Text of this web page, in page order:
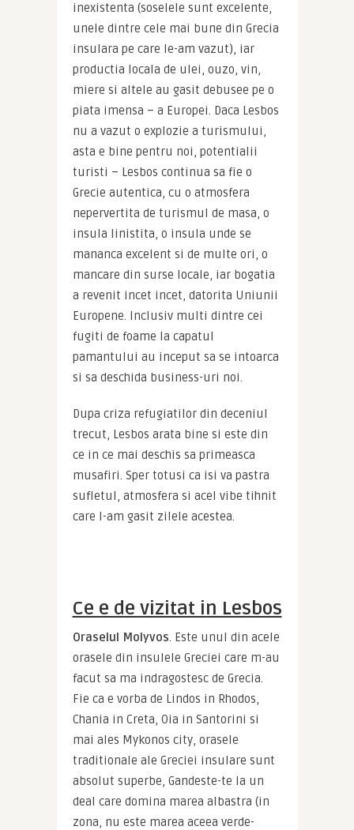
inexistenta (soselele sunt excelente,
unele dintre cele mai bune din Grecia
insulara pe care le-am vazut), iar
productia locala de ulei, ouzo, vin,
miere si altele au gasit debusee pe o
piata imensa – a Europei. Daca Lesbos
nu a vazut o explozie a turismului,
asta e bine pentru noi, potentialii
turisti – Lesbos continua sa fie o
Grecie autentica, cu o atmosfera
nepervertita de turismul de masa, o
insula linistita, o insula unde se
mananca excelent si de multe ori, o
mancare din surse locale, iar bogatia
a revenit incet incet, datorita Uniunii
Europene. Inclusiv multi dintre cei
fugiti de foame la capatul
pamantului au inceput sa se intoarca
si sa deschida business-uri noi.
Dupa criza refugiatilor din deceniul
trecut, Lesbos arata bine si este din
ce in ce mai deschis sa primeasca
musafiri. Sper totusi ca isi va pastra
sufletul, atmosfera si acel vibe tihnit
care l-am gasit zilele acestea.
Ce e de vizitat in Lesbos
Oraselul Molyvos. Este unul din acele
orasele din insulele Greciei care m-au
facut sa ma indragostesc de Grecia.
Fie ca e vorba de Lindos in Rhodos,
Chania in Creta, Oia in Santorini si
mai ales Mykonos city, orasele
traditionale ale Greciei insulare sunt
absolut superbe, Gandeste-te la un
deal care domina marea albastra (in
zona, nu este marea aceea verde-